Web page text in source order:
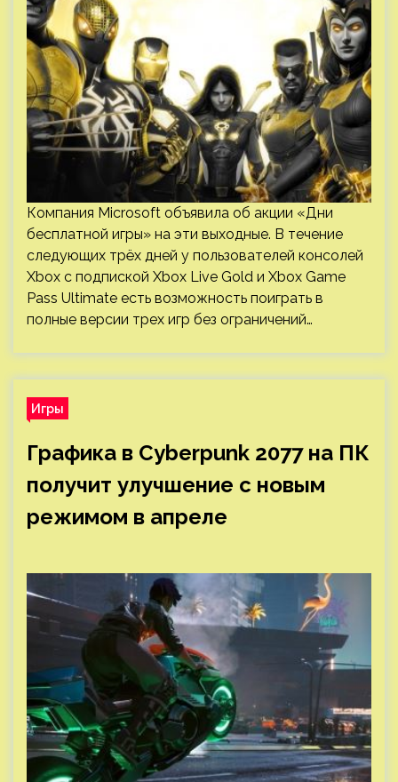
Компания Microsoft объявила об акции «Дни
бесплатной игры» на эти выходные. В течение
следующих трёх дней у пользователей консолей
Xbox с подпиской Xbox Live Gold и Xbox Game
Pass Ultimate есть возможность поиграть в
полные версии трех игр без ограничений…
Игры
Графика в Cyberpunk 2077 на ПК
получит улучшение с новым
режимом в апреле